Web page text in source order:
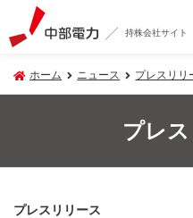
持株会社サイト
ホーム ニュース プレスリリ
プレ
プレスリリース